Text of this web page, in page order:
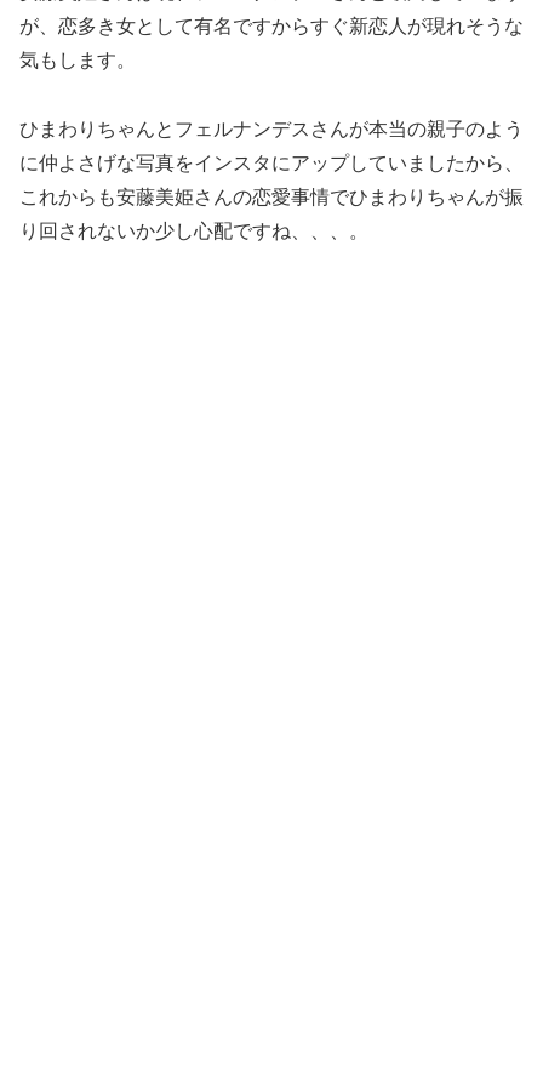
が、恋多き女として有名ですからすぐ新恋人が現れそうな
気もします。
ひまわりちゃんとフェルナンデスさんが本当の親子のよう
に仲よさげな写真をインスタにアップしていましたから、
これからも安藤美姫さんの恋愛事情でひまわりちゃんが振
り回されないか少し心配ですね、、、。